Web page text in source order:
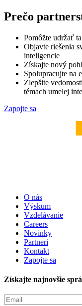
Prečo
Pomôžte udržať
Objavte riešenia
inteligencie
Získajte nový
Spolupracujte na
Zlepšite
témach umelej
Zapojte sa
O nás
Výskum
Vzdelávanie
Careers
Novinky
Partneri
Kontakt
Zapojte sa
Získajte najnovšie